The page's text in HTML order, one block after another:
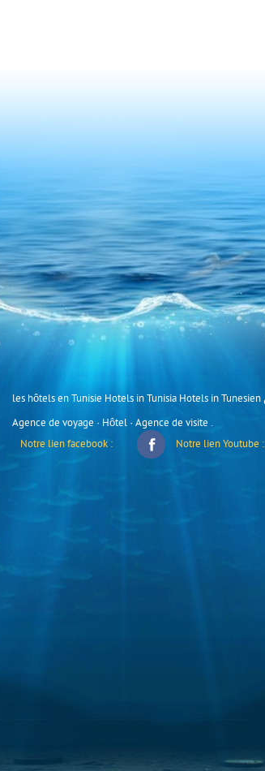
Agence de voyage · Hôtel · Agence de visite .
Notre lien facebook :
Notre lien Youtube :